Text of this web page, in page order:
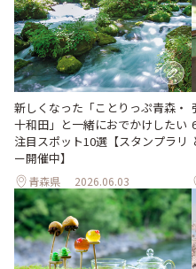
新しくなった「ことりっぷ青森・
十和田」と一緒におでかけしたい
注目スポット10選【スタンプラリ
ー開催中】
青森県 2026.06.03